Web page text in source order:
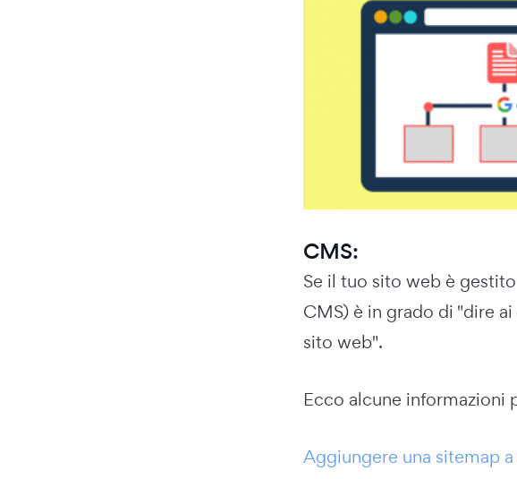
CMS:
Se il tuo sito web è
CMS) è in grado di "dire
sito web".
Ecco alcune informazioni
Aggiungere una sitemap